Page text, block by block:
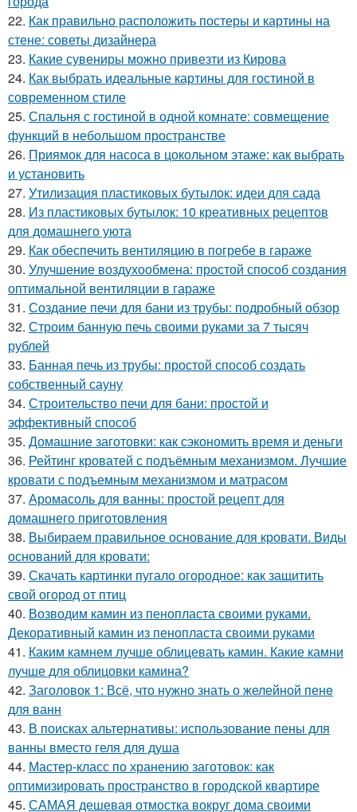
22. Как правильно расположить постеры и картины на
стене: советы дизайнера
23. Какие сувениры можно привезти из Кирова
24. Как выбрать идеальные картины для гостиной в
современном стиле
25. Спальня с гостиной в одной комнате: совмещение
функций в небольшом пространстве
26. Приямок для насоса в цокольном этаже: как выбрать
и установить
27. Утилизация пластиковых бутылок: идеи для сада
28. Из пластиковых бутылок: 10 креативных рецептов
для домашнего уюта
29. Как обеспечить вентиляцию в погребе в гараже
30. Улучшение воздухообмена: простой способ создания
оптимальной вентиляции в гараже
31. Создание печи для бани из трубы: подробный обзор
32. Строим банную печь своими руками за 7 тысяч
рублей
33. Банная печь из трубы: простой способ создать
собственный сауну
34. Строительство печи для бани: простой и
эффективный способ
35. Домашние заготовки: как сэкономить время и деньги
36. Рейтинг кроватей с подъёмным механизмом. Лучшие
кровати с подъемным механизмом и матрасом
37. Аромасоль для ванны: простой рецепт для
домашнего приготовления
38. Выбираем правильное основание для кровати. Виды
оснований для кровати:
39. Скачать картинки пугало огородное: как защитить
свой огород от птиц
40. Возводим камин из пенопласта своими руками.
Декоративный камин из пенопласта своими руками
41. Каким камнем лучше облицевать камин. Какие камни
лучше для облицовки камина?
42. Заголовок 1: Всё, что нужно знать о желейной пенe
для ванн
43. В поисках альтернативы: использование пены для
ванны вместо геля для душа
44. Мастер-класс по хранению заготовок: как
оптимизировать пространство в городской квартире
45. САМАЯ дешевая отмостка вокруг дома своими